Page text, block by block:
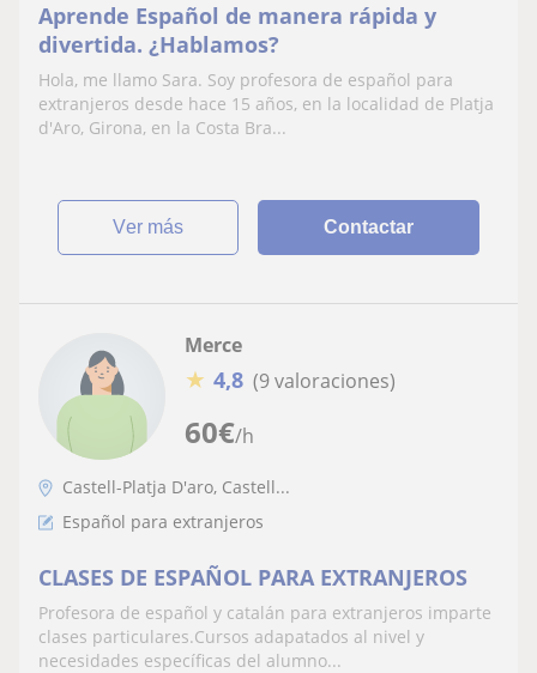
Aprende Español de manera rápida y
divertida. ¿Hablamos?
Hola, me llamo Sara. Soy profesora de español para
extranjeros desde hace 15 años, en la localidad de Platja
d'Aro, Girona, en la Costa Bra...
ver más Contactar
60€/h
Merce
★ 4,8 (9 valoraciones)
Castell-Platja D'aro, Castell...
Español para extranjeros
CLASES DE ESPAÑOL PARA EXTRANJEROS
Profesora de español y catalán para extranjeros imparte
clases particulares.Cursos adapatados al nivel y
necesidades específicas del alumno...